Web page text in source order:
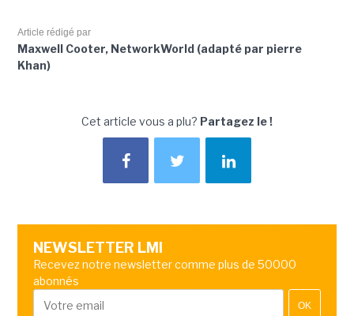
Article rédigé par
Maxwell Cooter, NetworkWorld (adapté par pierre
Khan)
Cet article vous a plu? Partagez le !
NEWSLETTER LMI
Recevez notre newsletter comme plus de 50000
abonnés
OK